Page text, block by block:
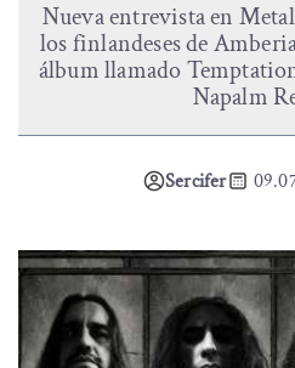
Nueva entrevista en
los finlandeses de
álbum llamado
Napalm
Sercifer